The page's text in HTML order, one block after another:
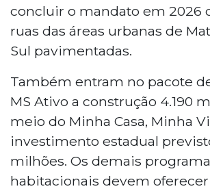
concluir o mandato em 2026
ruas das áreas urbanas de
Sul pavimentadas.
Também entram no pacote
MS Ativo a construção 4.190
meio do Minha Casa, Minha
investimento estadual
milhões. Os demais
habitacionais devem oferecer